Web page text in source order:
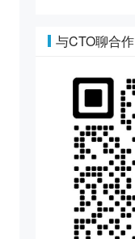
与CTO聊合作